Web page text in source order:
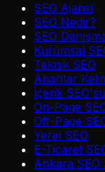
SEO Ajansı
SEO Nedir?
SEO
Kurumsal
Teknik SEO
Anahtar
İçerik SEO'su
On-Page
Off-Page
Yerel SEO
E-Ticaret
Ankara SEO